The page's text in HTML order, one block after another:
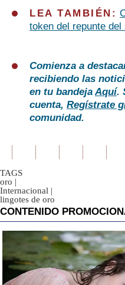
LEA TAMBIÉN:
token del repunte del
Comienza a
recibiendo las
en tu bandejaAquí.
cuenta, Regístrate
comunidad.
TAGS
oro |
Internacional |
lingotes de oro